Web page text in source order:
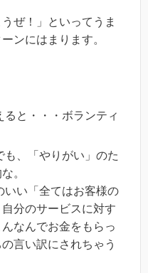
ぜ！」といってうま
ンにはまります。
と・・・ボランティ
も、「やりがい」のた
。
いい「全てはお客様の
分のサービスに対す
なんでお金をもらっ
言い訳にされちゃう